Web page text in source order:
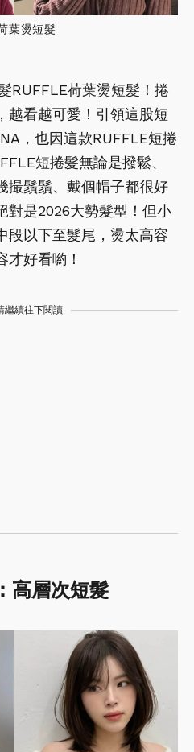
葉燙短髮
RUFFLE荷葉燙短髮！捲
越看越可愛！引領這股短
，也因這款RUFFLE短捲
短捲髮無論是撥鬆、
撮鬚鬚、戴個帽子都很好
對是2026大勢髮型！但小
段以下至髮尾，燙太高容
才好看喲！
繼續往下閱讀
高層次短髮